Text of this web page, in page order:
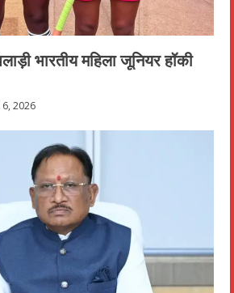
भारतीय महिला जूनियर हॉकी
2026